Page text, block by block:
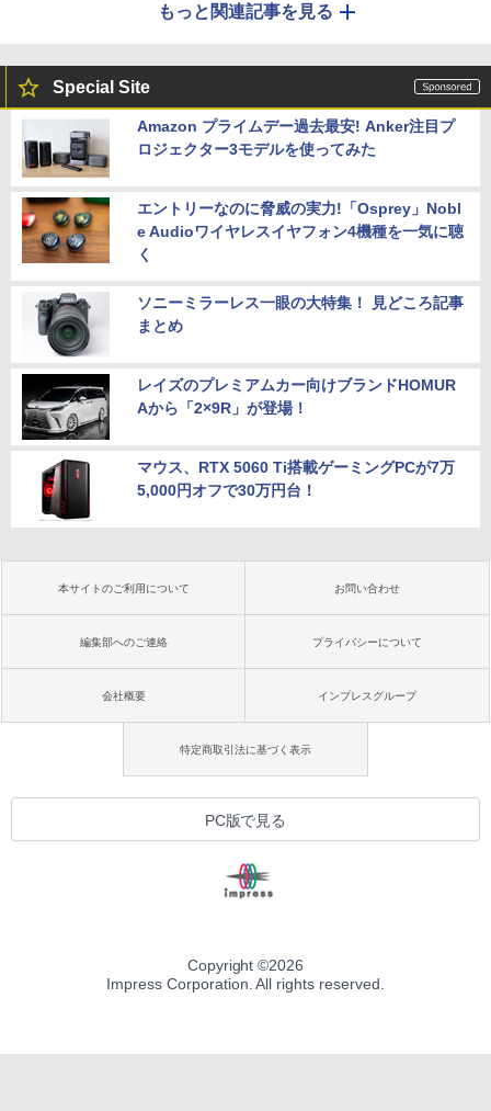
もっと関連記事を見る
Special Site
Amazon プライムデー過去最安! Anker注目プ
ロジェクター3モデルを使ってみた
エントリーなのに脅威の実力!「Osprey」Nobl
e Audioワイヤレスイヤフォン4機種を一気に聴
く
ソニーミラーレス一眼の大特集！ 見どころ記事
まとめ
レイズのプレミアムカー向けブランドHOMUR
Aから「2×9R」が登場！
マウス、RTX 5060 Ti搭載ゲーミングPCが7万
5,000円オフで30万円台！
本サイトのご利用について お問い合わせ
編集部へのご連絡 プライバシーについて
会社概要 インプレスグループ
特定商取引法に基づく表示
PC版で見る
Copyright ©2026
Impress Corporation. All rights reserved.